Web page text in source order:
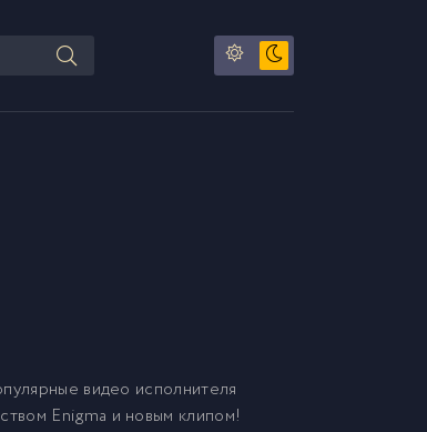
видео исполнителя
Enigma и новым клипом!